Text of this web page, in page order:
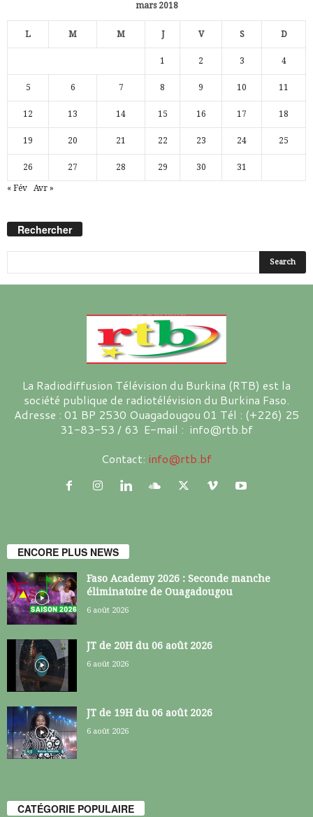
mars 2018
L M M J V S D
1 2 3 4
5 6 7 8 9 10 11
12 13 14 15 16 17 18
19 20 21 22 23 24 25
26 27 28 29 30 31
« Fév Avr »
Rechercher
La Radiodiffusion Télévision du Burkina (RTB) est la
société publique de radiotélévision du Burkina Faso.
Adresse : 01 BP 2530 Ouagadougou 01 Tél : (+226) 25
31-83-53 / 63 E-mail : info@rtb.bf
Contact: info@rtb.bf
ENCORE PLUS NEWS
Faso Academy 2026 : Seconde manche
éliminatoire de Ouagadougou
6 août 2026
JT de 20H du 06 août 2026
6 août 2026
JT de 19H du 06 août 2026
6 août 2026
CATÉGORIE POPULAIRE